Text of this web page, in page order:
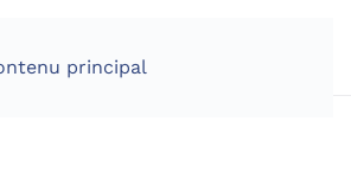
principal